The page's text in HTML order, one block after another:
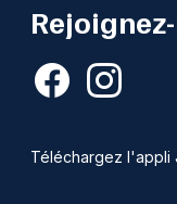
Téléchargez l'appli